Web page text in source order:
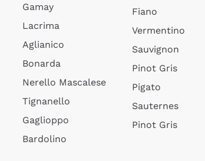
Gamay
Lacrima
Aglianico
Bonarda
Nerello Mascalese
Tignanello
Gaglioppo
Bardolino
Fiano
Vermentino
Sauvignon
Pinot Gris
Pigato
Sauternes
Pinot Gris